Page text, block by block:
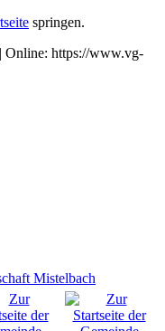
springen.
| Online: https://www.vg-